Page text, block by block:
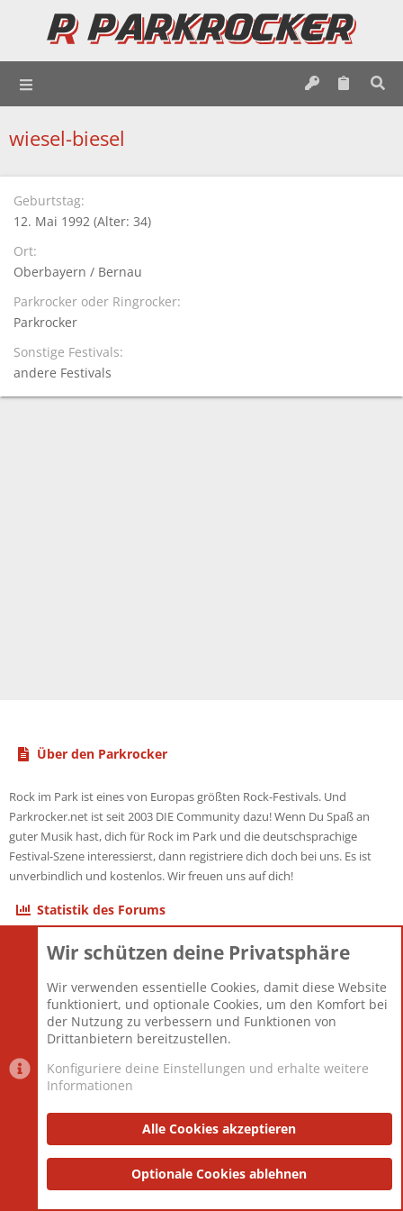
wiesel-biesel
Geburtstag
12. Mai 1992 (Alter: 34)
Ort
Oberbayern / Bernau
Parkrocker oder Ringrocker
Parkrocker
Sonstige Festivals
andere Festivals
Über den Parkrocker
Rock im Park ist eines von Europas größten Rock-Festivals. Und
Parkrocker.net ist seit 2003 DIE Community dazu! Wenn Du Spaß an
guter Musik hast, dich für Rock im Park und die deutschsprachige
Festival-Szene interessierst, dann registriere dich doch bei uns. Es ist
unverbindlich und kostenlos. Wir freuen uns auf dich!
Statistik des Forums
Themen
Mitglieder
12.427
Neuestes Mitglied
Berlin
Datenschutzerklärung Impressum
Community platform by XenForo® © 2010-2025 XenForo Ltd.
and add-ons by ThemeHouse
Wir schützen deine Privatsphäre
Wir verwenden essentielle Cookies, damit diese Website
funktioniert, und optionale Cookies, um den Komfort bei
der Nutzung zu verbessern und Funktionen von
Drittanbietern bereitzustellen.
Konfiguriere deine Einstellungen und erhalte weitere
Informationen
Alle Cookies akzeptieren
Optionale Cookies ablehnen